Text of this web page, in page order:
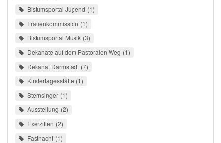
Bistumsportal Jugend 1
Frauenkommission 1
Bistumsportal Musik 3
Dekanate auf dem Pastoralen Weg 1
Dekanat Darmstadt 7
Kindertagesstätte 1
Sternsinger 1
Ausstellung 2
Exerzitien 2
Fastnacht 1